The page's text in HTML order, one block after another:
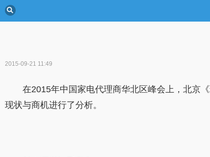
2015-09-21 11:49
在2015年中国家电代理商华北区峰会上，北京《
现状与商机进行了分析。